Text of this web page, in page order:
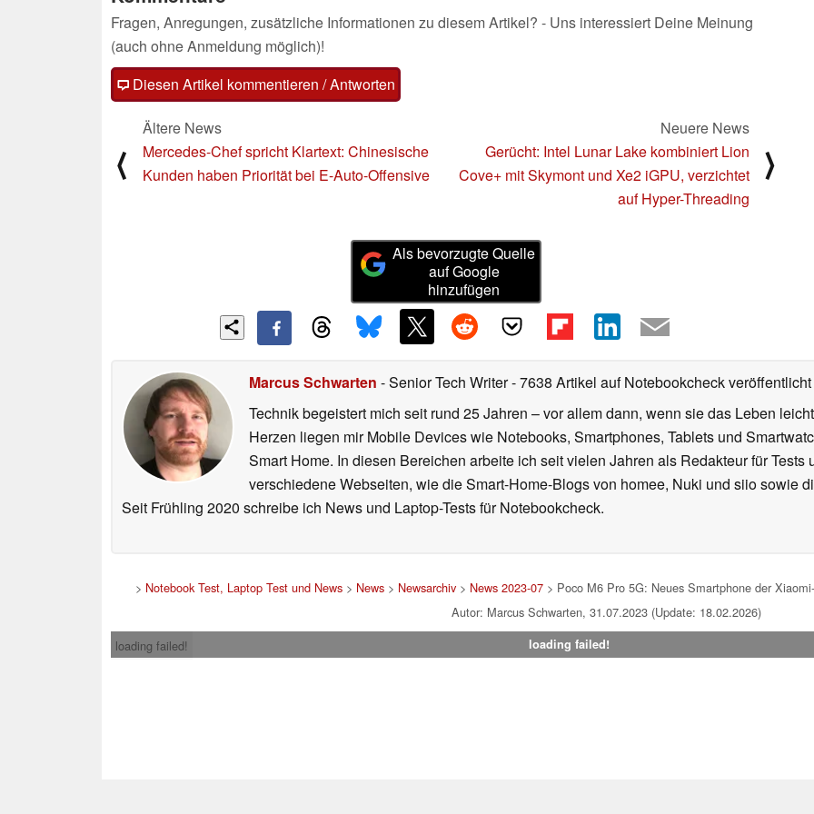
Fragen, Anregungen, zusätzliche Informationen zu diesem Artikel? - Uns interessiert Deine Meinung
(auch ohne Anmeldung möglich)!
Diesen Artikel kommentieren / Antworten
⟨
Ältere News
Mercedes-Chef spricht Klartext: Chinesische
Kunden haben Priorität bei E-Auto-Offensive
Neuere News
Gerücht: Intel Lunar Lake kombiniert Lion
Cove+ mit Skymont und Xe2 iGPU, verzichtet
auf Hyper-Threading
⟩
Als bevorzugte Quelle
auf Google
hinzufügen
Marcus Schwarten - Senior Tech Writer- 7638 Artikel auf Notebookcheck veröffentlicht
Technik begeistert mich seit rund 25 Jahren – vor allem dann, wenn sie das Leben
Herzen liegen mir Mobile Devices wie Notebooks, Smartphones, Tablets und
Smart Home. In diesen Bereichen arbeite ich seit vielen Jahren als Redakteur für Tests
verschiedene Webseiten, wie die Smart-Home-Blogs von homee, Nuki und siio sowie
Seit Frühling 2020 schreibe ich News und Laptop-Tests für Notebookcheck.
> Notebook Test, Laptop Test und News> News> Newsarchiv> News 2023-07> Poco M6 Pro 5G: Neues Smartphone der
Autor: Marcus Schwarten, 31.07.2023 (Update: 18.02.2026)
loading failed!
loading failed!